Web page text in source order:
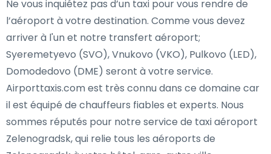
Ne vous inquiétez pas d’un taxi pour vous rendre de
l’aéroport à votre destination. Comme vous devez
arriver à l'un et notre transfert aéroport;
Syeremetyevo (SVO), Vnukovo (VKO), Pulkovo (LED),
Domodedovo (DME) seront à votre service.
Airporttaxis.com est très connu dans ce domaine car
il est équipé de chauffeurs fiables et experts. Nous
sommes réputés pour notre service de taxi aéroport
Zelenogradsk, qui relie tous les aéroports de